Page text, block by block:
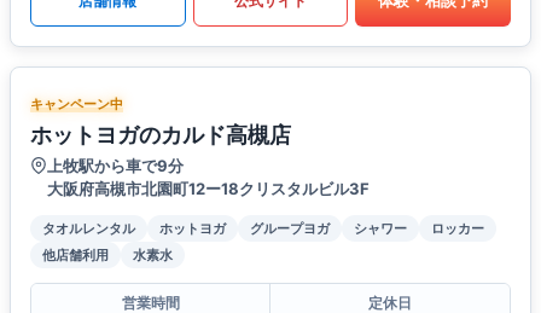
キャンペーン中
ホットヨガのカルド高槻店
上牧駅から車で9分
大阪府高槻市北園町12ー18クリスタルビル3F
タオルレンタル ホットヨガ グループヨガ シャワー
ロッカー
他店舗利用
水素水
営業時間
定休日